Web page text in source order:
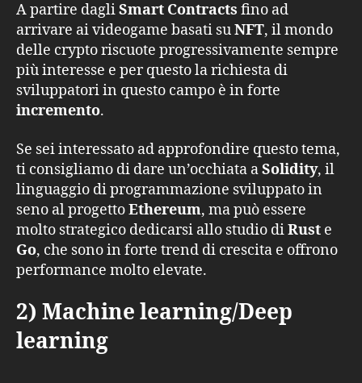
A partire dagliSmart Contracts fino ad
arrivare ai videogame basati suNFT, il mondo
delle crypto riscuote progressivamente sempre
più interesse e per questo la richiesta di
sviluppatori in questo campo è in forte
incremento.
Se sei interessato ad approfondire questo tema,
ti consigliamo di dare un’occhiata aSolidity, il
linguaggio di programmazione sviluppato in
seno al progettoEthereum, ma può essere
molto strategico dedicarsi allo studio diRust e
Go, che sono in forte trend di crescita e offrono
performance molto elevate.
2) Machine learning/Deep
learning